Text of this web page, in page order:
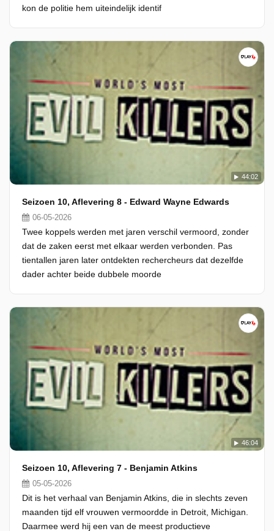
kon de politie hem uiteindelijk identif
44:02
Seizoen 10, Aflevering 8 - Edward Wayne Edwards
06-05-2026
Twee koppels werden met jaren verschil vermoord, zonder
dat de zaken eerst met elkaar werden verbonden. Pas
tientallen jaren later ontdekten rechercheurs dat dezelfde
dader achter beide dubbele moorde
46:04
Seizoen 10, Aflevering 7 - Benjamin Atkins
05-05-2026
Dit is het verhaal van Benjamin Atkins, die in slechts zeven
maanden tijd elf vrouwen vermoordde in Detroit, Michigan.
Daarmee werd hij een van de meest productieve